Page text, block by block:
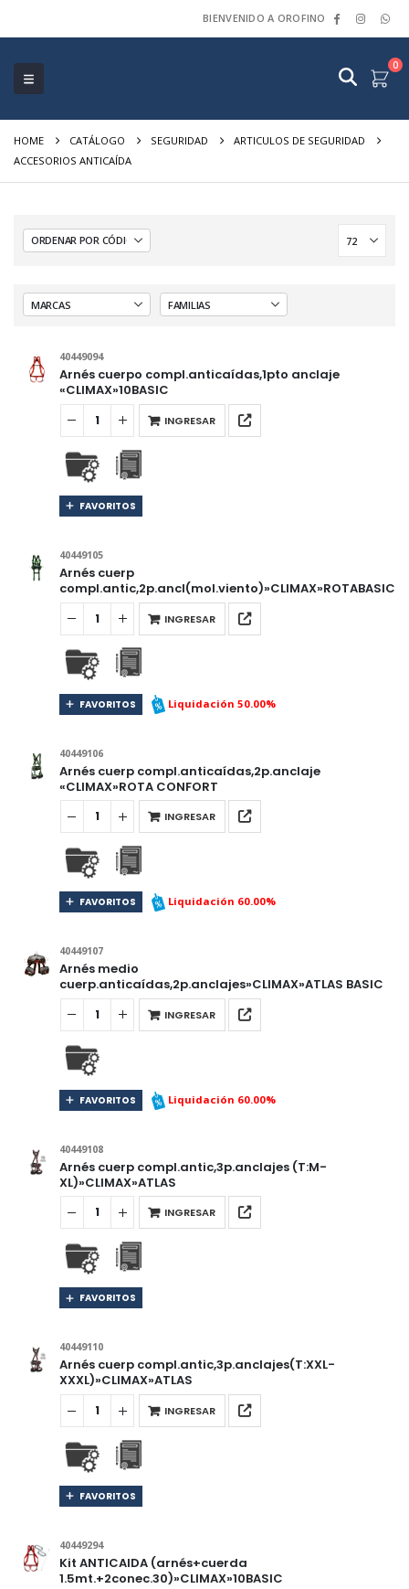
BIENVENIDO A OROFINO
0
HOME CATÁLOGO SEGURIDAD
ARTICULOS DE SEGURIDAD
ACCESORIOS ANTICAÍDA
40449094
Arnés cuerpo compl.anticaídas,1pto anclaje
«CLIMAX»10BASIC
INGRESAR
FAVORITOS
40449105
Arnés cuerp
compl.antic,2p.ancl(mol.viento)»CLIMAX»ROTABASIC
INGRESAR
FAVORITOS Liquidación 50.00%
40449106
Arnés cuerp compl.anticaídas,2p.anclaje
«CLIMAX»ROTA CONFORT
INGRESAR
FAVORITOS Liquidación 60.00%
40449107
Arnés medio
cuerp.anticaídas,2p.anclajes»CLIMAX»ATLAS BASIC
INGRESAR
FAVORITOS Liquidación 60.00%
40449108
Arnés cuerp compl.antic,3p.anclajes (T:M-
XL)»CLIMAX»ATLAS
INGRESAR
FAVORITOS
40449110
Arnés cuerp compl.antic,3p.anclajes(T:XXL-
XXXL)»CLIMAX»ATLAS
INGRESAR
FAVORITOS
40449294
Kit ANTICAIDA (arnés+cuerda
1.5mt.+2conec.30)»CLIMAX»10BASIC